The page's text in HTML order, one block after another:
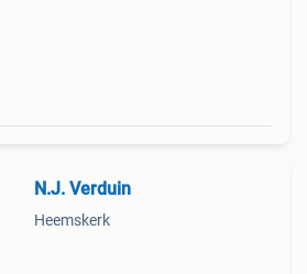
N.J. Verduin
Heemskerk